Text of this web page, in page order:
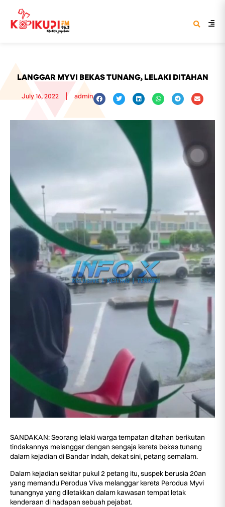
LANGGAR MYVI BEKAS TUNANG, LELAKI DITAHAN
July 16, 2022 admin
SANDAKAN: Seorang lelaki warga tempatan ditahan berikutan
tindakannya melanggar dengan sengaja kereta bekas tunang
dalam kejadian di Bandar Indah, dekat sini, petang semalam.
Dalam kejadian sekitar pukul 2 petang itu, suspek berusia 20an
yang memandu Perodua Viva melanggar kereta Perodua Myvi
tunangnya yang diletakkan dalam kawasan tempat letak
kenderaan di hadapan sebuah pejabat.